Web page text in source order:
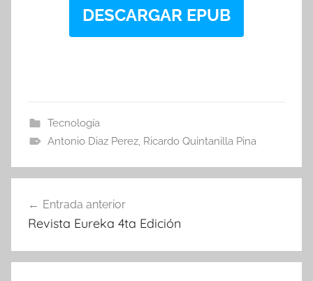
DESCARGAR EPUB
Tecnología
Antonio Diaz Perez, Ricardo Quintanilla Pina
de
Entrada anterior
Revista Eureka 4ta Edición